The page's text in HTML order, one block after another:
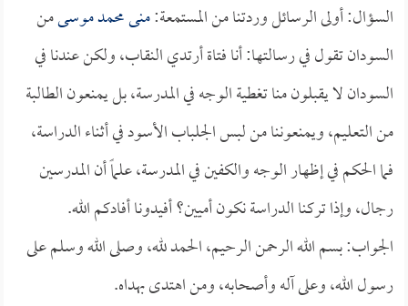
السؤال: أولى الرسائل وردتنا من المستمعة:منى محمد موسىمن
السودان تقول في رسالتها: أنا فتاة أرتدي النقاب، ولكن عندنا في
السودان لا يقبلون منا تغطية الوجه في المدرسة، بل يمنعون الطالبة
من التعليم، ويمنعوننا من لبس الجلباب الأسود في أثناء الدراسة،
فما الحكم في إظهار الوجه والكفين في المدرسة، علماً أن المدرسين
رجال، وإذا تركنا الدراسة نكون أميين؟ أفيدونا أفادكم الله.
الجواب: بسم الله الرحمن الرحيم، الحمد لله، وصلى الله وسلم على
رسول الله، وعلى آله وأصحابه، ومن اهتدى بهداه.